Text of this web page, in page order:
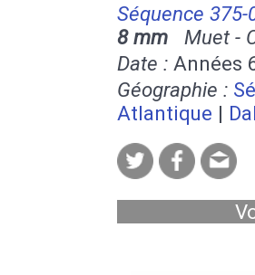
Séquence 375-
8 mm Muet -
Date : Années
Géographie :
Atlantique |